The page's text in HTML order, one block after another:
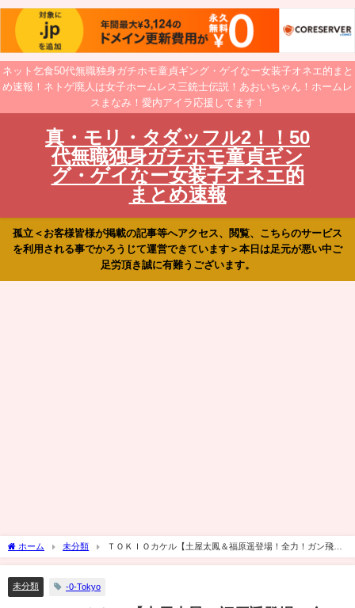
ネット乞食50代無職独身ガチホモ童貞ギング・ゲイなー女装子オネエ的まと
め速報！ネトゲ廃人は女子ホームレス三銃士伝説！あおいちゃん！ホームレ
スまなみ！愛内アイラ応援してます！
真・モリ・タダッフル2！！50
代無職独身ガチホモ童貞ギン
グ・ゲイなー女装子オネエ的
まとめ速報
孤立＜お客様皆様が掲載の記事等へアクセス、閲覧、こちらのサービス
を利用される事でかろうじて運営できています＞本日は足元が悪い中ご
足労頂き誠に有難うございます。
ホーム 未分類
ＴＯＫＩＯカケル【土屋太鳳＆福原遥登場！全力！ガン飛ば
し＆爆笑特技＆木村拓哉】[字]…の番組内容解析まとめ
未分類 -0-Tokyo